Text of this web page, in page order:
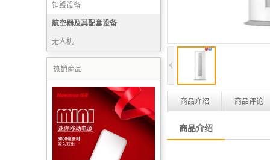
销毁设备
航空器及其配套设备
无人机
热销商品
商品介绍 商品评论
商品介绍